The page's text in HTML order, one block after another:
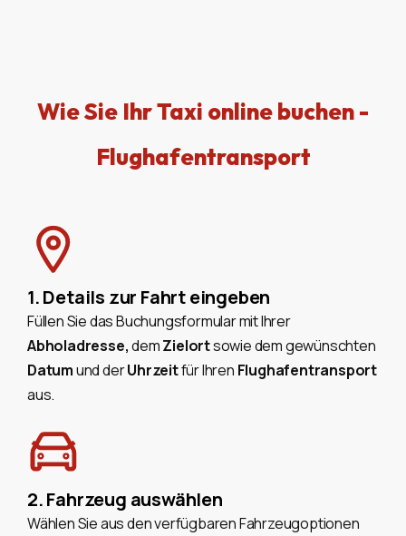
Wie Sie Ihr Taxi online buchen -
Flughafentransport
1. Details zur Fahrt eingeben
Füllen Sie das Buchungsformular mit Ihrer
Abholadresse,demZielortsowie dem gewünschten
Datumund derUhrzeitfür Ihren Flughafentransport
aus.
2. Fahrzeug auswählen
Wählen Sie aus den verfügbaren Fahrzeugoptionen